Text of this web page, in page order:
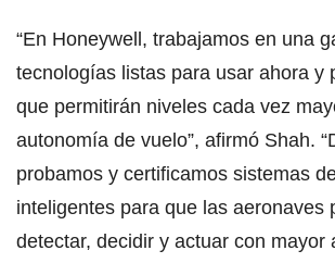
“En Honeywell, trabajamos en una
tecnologías listas para usar ahora y
que permitirán niveles cada vez
autonomía de vuelo”, afirmó Shah.
probamos y certificamos sistemas
inteligentes para que las aeronaves
detectar, decidir y actuar con mayor